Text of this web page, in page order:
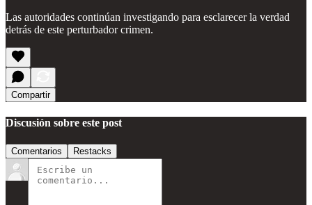
Las autoridades continúan investigando para esclarecer la verdad
detrás de este perturbador crimen.
Compartir
Discusión sobre este post
Comentarios Restacks